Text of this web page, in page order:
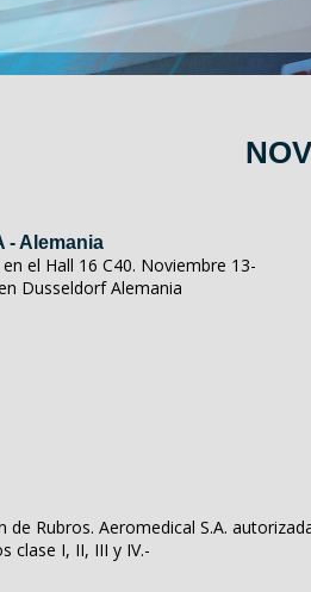
- Alemania
el Hall 16 C40. Noviembre 13-
Dusseldorf Alemania
de Rubros. Aeromedical S.A.
clase I, II, III y IV.-